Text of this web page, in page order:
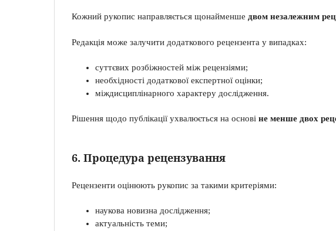
Кожний рукопис направляється щонайменше двом незалежним
Редакція може залучити додаткового рецензента у випадках:
суттєвих розбіжностей між рецензіями;
необхідності додаткової експертної оцінки;
міждисциплінарного характеру дослідження.
Рішення щодо публікації ухвалюється на основі не менше двох
6. Процедура рецензування
Рецензенти оцінюють рукопис за такими критеріями:
наукова новизна дослідження;
актуальність теми;